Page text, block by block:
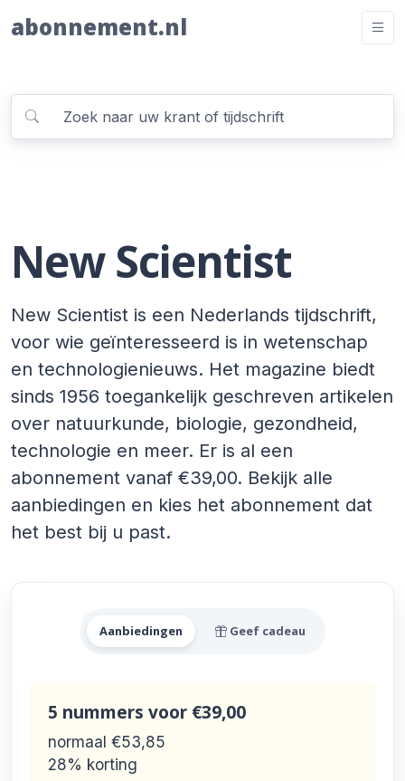
abonnement.nl
New Scientist
New Scientist is een Nederlands tijdschrift,
voor wie geïnteresseerd is in wetenschap
en technologienieuws. Het magazine biedt
sinds 1956 toegankelijk geschreven artikelen
over natuurkunde, biologie, gezondheid,
technologie en meer. Er is al een
abonnement vanaf €39,00. Bekijk alle
aanbiedingen en kies het abonnement dat
het best bij u past.
Alle New Scientist
Aanbiedingen Geef cadeau
5 nummers voor €39,00
normaal €53,85
28% korting